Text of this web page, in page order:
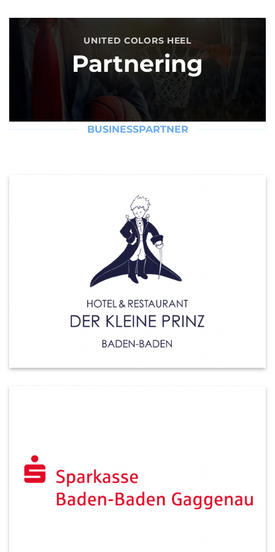
UNITED COLORS HEEL
Partnering
BUSINESSPARTNER